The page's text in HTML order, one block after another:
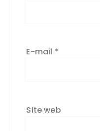
E-mail *
Site web